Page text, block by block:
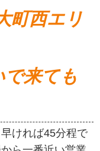
町西エリ
で来ても
ければ45分程で